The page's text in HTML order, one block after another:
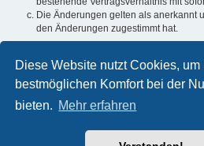
Diese Website nutzt Cookies, um
bestmöglichen Komfort bei der
bieten. Mehr erfahren
Die Änderungen gelten als anerkannt
den Änderungen zugestimmt hat.
Informationen über den Umgang mit
in der Datenschutzerklärung enthalten.
Foren-Übersicht